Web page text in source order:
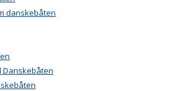
danskebåten
Danskebåten